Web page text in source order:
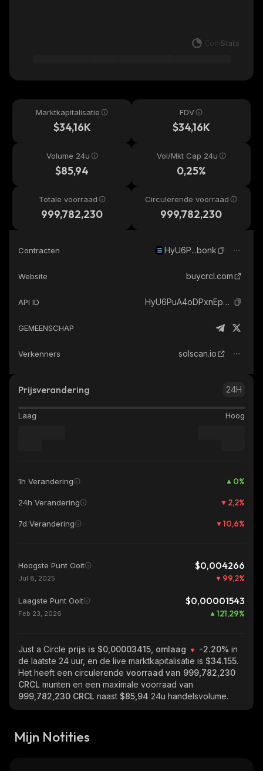
Marktkapitalisatie
$34,16K
FDV
$34,16K
Volume 24u
$85,94
Vol/Mkt Cap 24u
0,25%
Totale voorraad
999,782,230
Circulerende voorraad
999,782,230
Contracten HyU6P...bonk
Website buycrcl.com
API ID HyU6PuA4oDPxnEpP7E3MGc4u6MQ4m31LZihTF7RPbonk_solana
GEMEENSCHAP
Verkenners solscan.io
Prijsverandering 24H
Laag Hoog
1h Verandering 0%
24h Verandering 2,2%
7d Verandering 10,6%
Hoogste Punt Ooit $0,004266
Jul 8, 2025 99,2%
Laagste Punt Ooit $0,00001543
Feb 23, 2026 121,29%
Just a Circle prijs is $0,00003415, omlaag -2.20% in
de laatste 24 uur, en de live marktkapitalisatie is $34.155.
Het heeft een circulerende voorraad van 999,782,230
CRCL munten en een maximale voorraad van
999,782,230 CRCL naast $85,94 24u handelsvolume.
Mijn Notities